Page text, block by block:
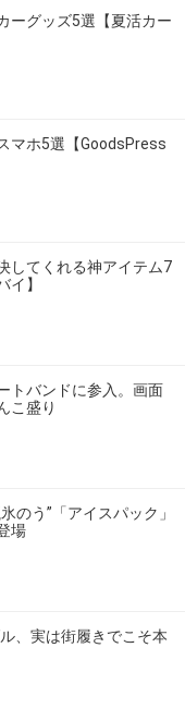
ーグッズ5選【夏活カー
マホ5選【GoodsPress
してくれる神アイテム7
イ】
トバンドに参入。画面
こ盛り
のう”「アイスパック」
場
、実は街履きでこそ本